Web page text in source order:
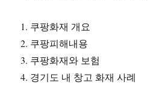
1. 쿠팡화재 개요
2. 쿠팡피해내용
3. 쿠팡화재와 보험
4. 경기도 내 창고 화재 사례